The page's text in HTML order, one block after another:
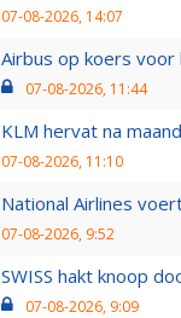
07-08-2026, 14:07
Airbus op koers
07-08-2026, 11:44
KLM hervat na
07-08-2026, 11:10
National Airlines
07-08-2026, 9:52
SWISS hakt knoop
07-08-2026, 9:09